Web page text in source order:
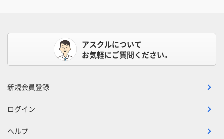
アスクルについて
お気軽にご質問ください。
新規会員登録
ログイン
ヘルプ